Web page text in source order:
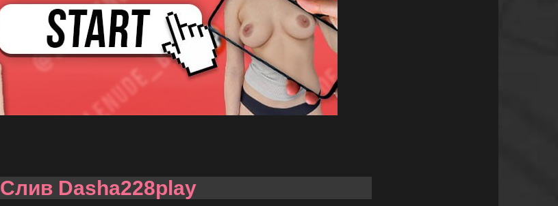
Слив Dasha228play